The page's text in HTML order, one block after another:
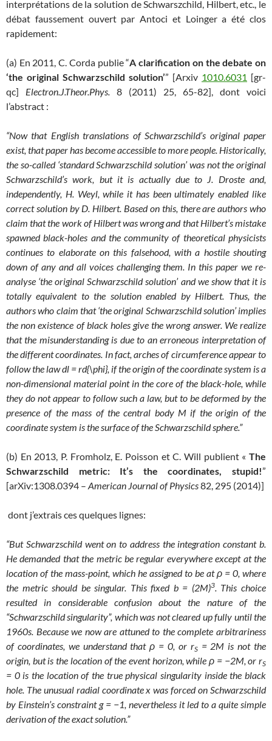
interprétations de la solution de Schwarszchild, Hilbert, etc., le
débat faussement ouvert par Antoci et Loinger a été clos
rapidement:
(a) En 2011, C. Corda publie “A clarification on the debate on
‘the original Schwarzschild solution’” [Arxiv 1010.6031 [gr-
qc] Electron.J.Theor.Phys.
8 (2011) 25, 65-82], dont voici
l’abstract :
“Now that English translations of Schwarzschild’s original paper
exist, that paper has become accessible to more people. Historically,
the so-called ‘standard Schwarzschild solution’ was not the original
Schwarzschild’s work, but it is actually due to J. Droste and,
independently, H. Weyl, while it has been ultimately enabled like
correct solution by D. Hilbert. Based on this, there are authors who
claim that the work of Hilbert was wrong and that Hilbert’s mistake
spawned black-holes and the community of theoretical physicists
continues to elaborate on this falsehood, with a hostile shouting
down of any and all voices challenging them. In this paper we re-
analyse ‘the original Schwarzschild solution’ and we show that it is
totally equivalent to the solution enabled by Hilbert. Thus, the
authors who claim that ‘the original Schwarzschild solution’ implies
the non existence of black holes give the wrong answer. We realize
that the misunderstanding is due to an erroneous interpretation of
the different coordinates. In fact, arches of circumference appear to
follow the law dl = rd{\phi}, if the origin of the coordinate system is a
non-dimensional material point in the core of the black-hole, while
they do not appear to follow such a law, but to be deformed by the
presence of the mass of the central body M if the origin of the
coordinate system is the surface of the Schwarzschild sphere.”
(b) En 2013, P. Fromholz, E. Poisson et C. Will publient « The
Schwarzschild metric: It’s the coordinates, stupid!”
[arXiv:1308.0394 – American Journal of Physics82, 295 (2014)]
dont j’extrais ces quelques lignes:
“But Schwarzschild went on to address the integration constant b.
He demanded that the metric be regular everywhere except at the
location of the mass-point, which he assigned to be atρ = 0, where
the metric should be singular. This fixed b = (2M)3. This choice
resulted in considerable confusion about the nature of the
“Schwarzschild singularity”, which was not cleared up fully until the
1960s. Because we now are attuned to the complete arbitrariness
of coordinates, we understand thatρ = 0, or rS= 2M is not the
origin, but is the location of the event horizon, whileρ = −2M, or rS
= 0 is the location of the true physical singularity inside the black
hole. The unusual radial coordinate x was forced on Schwarzschild
by Einstein’s constraint g = −1, nevertheless it led to a quite simple
derivation of the exact solution.”